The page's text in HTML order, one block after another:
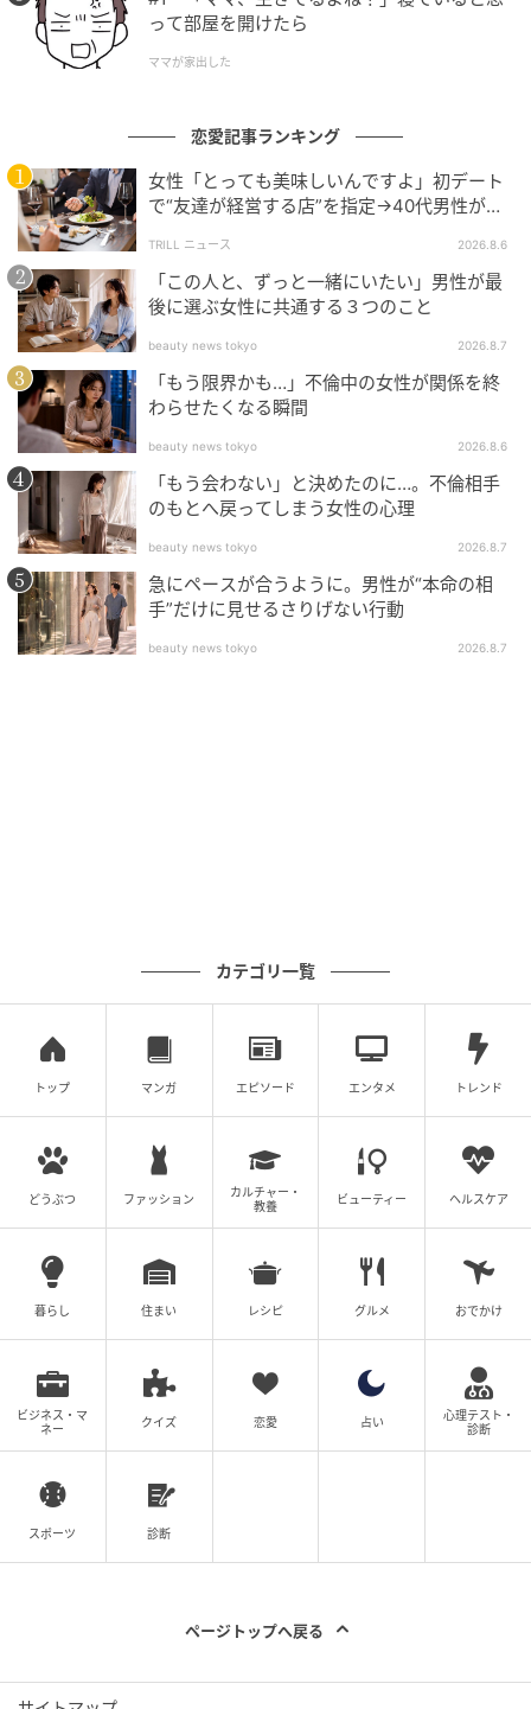
って部屋を開けたら
ママが家出した
恋愛記事ランキング
女性「とっても美味しいんですよ」初デート
で“友達が経営する店”を指定→40代男性が向
TRILL ニュース 2026.8.6
「この人と、ずっと一緒にいたい」男性が最
後に選ぶ女性に共通する３つのこと
beauty news tokyo 2026.8.7
「もう限界かも…」不倫中の女性が関係を終
わらせたくなる瞬間
beauty news tokyo 2026.8.6
「もう会わない」と決めたのに…。不倫相手
のもとへ戻ってしまう女性の心理
beauty news tokyo 2026.8.7
急にペースが合うように。男性が“本命の相
手”だけに見せるさりげない行動
beauty news tokyo 2026.8.7
カテゴリ一覧
トップ マンガ エピソード エンタメ トレンド
どうぶつ ファッション
カルチャー・
教養
ビューティー ヘルスケア
暮らし 住まい レシピ グルメ おでかけ
ビジネス・マ
ネー
クイズ 恋愛 占い
心理テスト・
診断
スポーツ 診断
ページトップへ戻る